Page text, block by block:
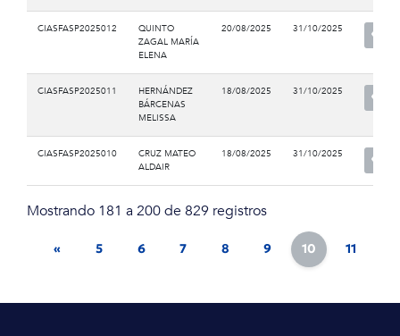
CIASFASP2025012
QUINTO
ZAGAL MARÍA
ELENA
20/08/2025 31/10/2025
CIASFASP2025011
HERNÁNDEZ
BÁRCENAS
MELISSA
18/08/2025 31/10/2025
CIASFASP2025010
CRUZ MATEO
ALDAIR
18/08/2025 31/10/2025
Mostrando 181 a 200 de 829 registros
« 5 6 7 8 9 10 11